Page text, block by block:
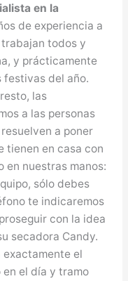
en la
de experiencia a
todos y
y prácticamente
festivas del año.
las
a las personas
a poner
tienen en casa con
en nuestras manos:
sólo debes
te indicaremos
con la idea
secadora Candy.
el
en el día y tramo